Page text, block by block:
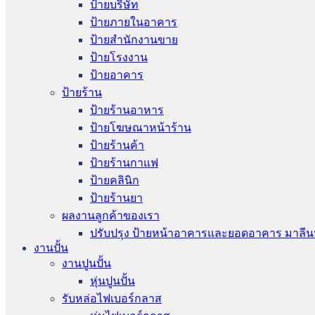
ป้ายบริษัท
ป้ายภายในอาคาร
ป้ายสำนักงานขาย
ป้ายโรงงาน
ป้ายอาคาร
ป้ายร้าน
ป้ายร้านอาหาร
ป้ายโฆษณาหน้าร้าน
ป้ายร้านค้า
ป้ายร้านกาแฟ
ป้ายคลินิก
ป้ายร้านยา
ผลงานลูกค้าของเรา
ปรับปรุง ป้ายหน้าอาคารและยอดอาคาร มาลี
งานปั้น
งานปูนปั้น
หุ่นปูนปั้น
รับหล่อไฟเบอร์กลาส